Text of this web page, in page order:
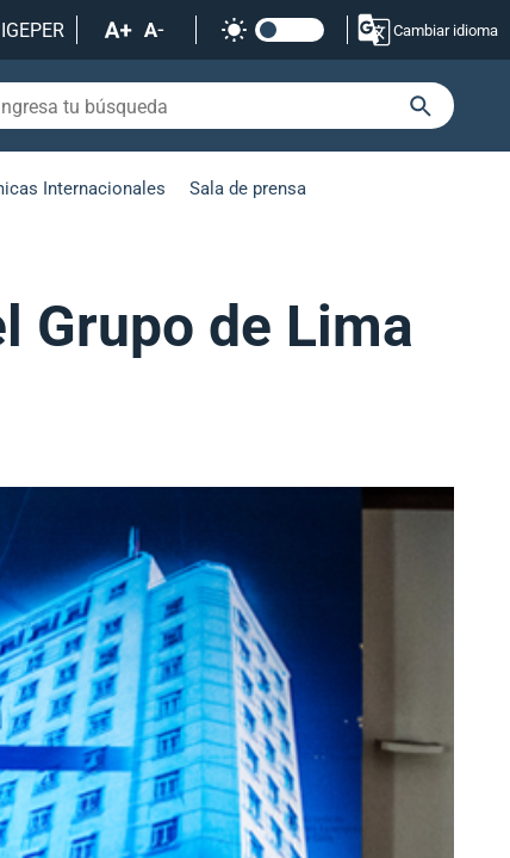
Cambiar idioma
Internacionales Sala de prensa
Grupo de Lima